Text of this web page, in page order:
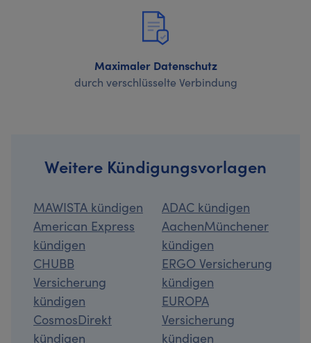
Maximaler Datenschutz
durch verschlüsselte Verbindung
Weitere Kündigungsvorlagen
MAWISTA kündigen
American Express
kündigen
CHUBB
Versicherung
kündigen
CosmosDirekt
kündigen
ADAC kündigen
AachenMünchener
kündigen
ERGO Versicherung
kündigen
EUROPA
Versicherung
kündigen